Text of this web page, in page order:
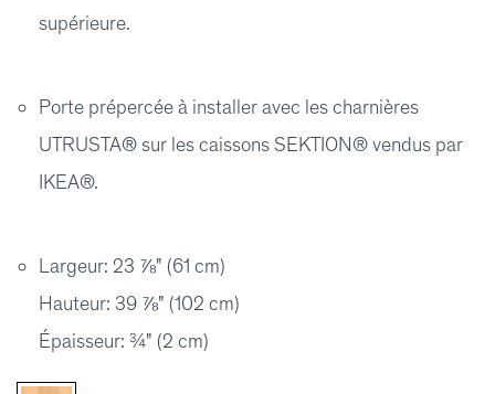
supérieure.
Porte prépercée à installer avec les charnières
UTRUSTA® sur les caissons SEKTION® vendus par
IKEA®.
Largeur: 23 ⅞" (61 cm)
Hauteur: 39 ⅞" (102 cm)
Épaisseur: ¾" (2 cm)